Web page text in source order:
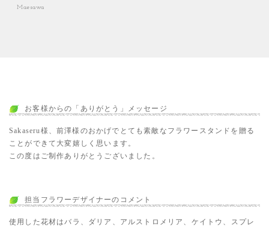
Maesawa
お客様からの「ありがとう」メッセージ
Sakaseru様、前澤様のおかげでとても素敵なフラワースタンドを贈る
ことができて大変嬉しく思います。
この度はご制作ありがとうございました。
担当フラワーデザイナーのコメント
使用した花材はバラ、ダリア、アルストロメリア、ケイトウ、スプレ